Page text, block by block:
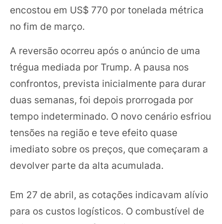
encostou em US$ 770 por tonelada métrica
no fim de março.
A reversão ocorreu após o anúncio de uma
trégua mediada por Trump. A pausa nos
confrontos, prevista inicialmente para durar
duas semanas, foi depois prorrogada por
tempo indeterminado. O novo cenário esfriou
tensões na região e teve efeito quase
imediato sobre os preços, que começaram a
devolver parte da alta acumulada.
Em 27 de abril, as cotações indicavam alívio
para os custos logísticos. O combustível de